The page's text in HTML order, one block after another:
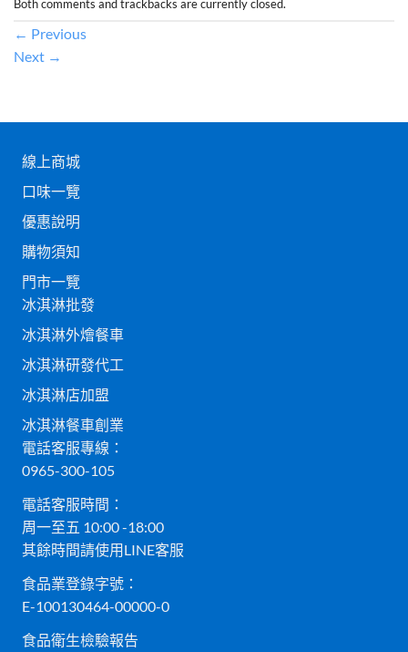
Both comments and trackbacks are currently closed.
← Previous
Next →
線上商城
口味一覽
優惠說明
購物須知
門市一覽
冰淇淋批發
冰淇淋外燴餐車
冰淇淋研發代工
冰淇淋店加盟
冰淇淋餐車創業
電話客服專線：
0965-300-105
電話客服時間：
周一至五 10:00 -18:00
其餘時間請使用LINE客服
食品業登錄字號：
E-100130464-00000-0
食品衛生檢驗報告